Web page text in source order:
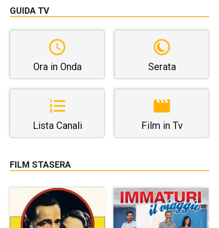
GUIDA TV
Ora in Onda Serata
Lista Canali Film in Tv
FILM STASERA